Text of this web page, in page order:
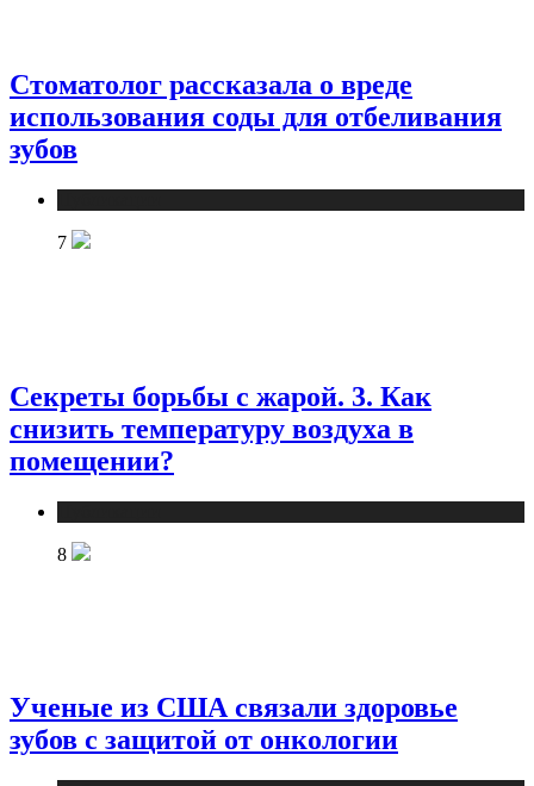
Стоматолог рассказала о вреде
использования соды для отбеливания
зубов
7
Секреты борьбы с жарой. 3. Как
снизить температуру воздуха в
помещении?
8
Ученые из США связали здоровье
зубов с защитой от онкологии